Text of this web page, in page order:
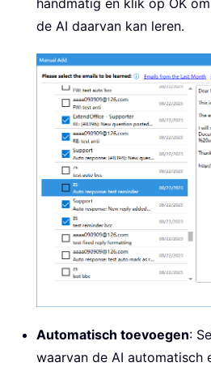
de AI daarvan kan leren.
Automatisch toevoegen:
waarvan de AI automatisch